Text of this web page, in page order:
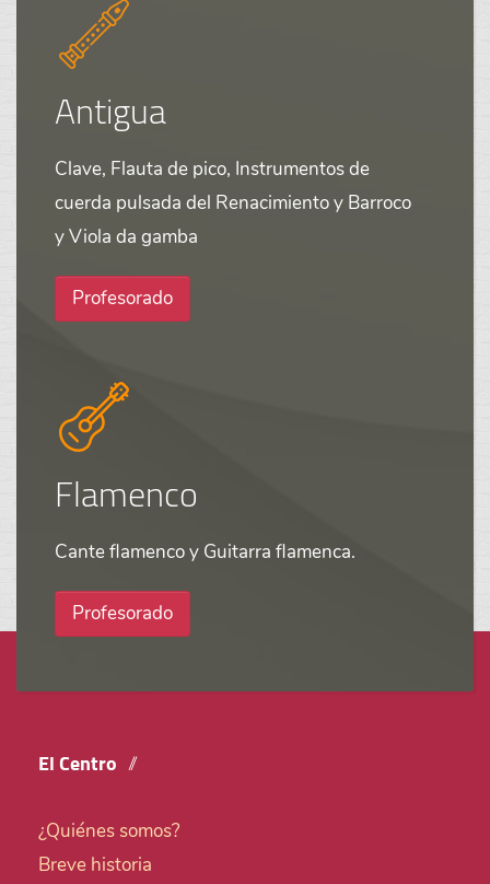
Antigua
Clave, Flauta de pico, Instrumentos de
cuerda pulsada del Renacimiento y Barroco
y Viola da gamba
Profesorado
Flamenco
Cante flamenco y Guitarra flamenca.
Profesorado
El Centro
¿Quiénes somos?
Breve historia